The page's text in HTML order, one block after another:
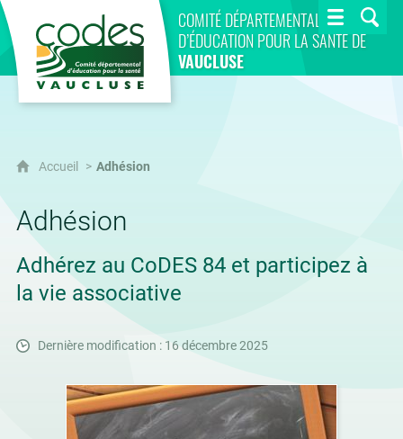
COMITÉ DÉPARTEMENTAL
D’ÉDUCATION POUR LA SANTÉ DE
VAUCLUSE
CoDES 84
Accueil Adhésion
Adhésion
Adhérez au CoDES 84 et participez à
la vie associative
Dernière modification : 16 décembre 2025